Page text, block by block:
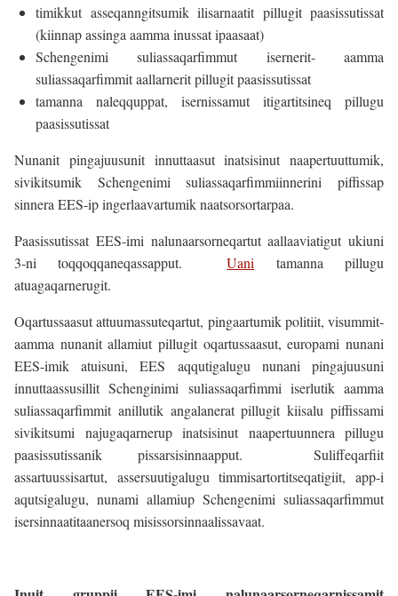
timikkut asseqanngitsumik ilisarnaatit pillugit paasissutissat
(kiinnap assinga aamma inussat ipaasaat)
Schengenimi suliassaqarfimmut isernerit- aamma
suliassaqarfimmit aallarnerit pillugit paasissutissat
tamanna naleqquppat, isernissamut itigartitsineq pillugu
paasissutissat
Nunanit pingajuusunit innuttaasut inatsisinut naapertuuttumik,
sivikitsumik Schengenimi suliassaqarfimmiinnerini piffissap
sinnera EES-ip ingerlaavartumik naatsorsortarpaa.
Paasissutissat EES-imi nalunaarsorneqartut aallaaviatigut ukiuni
3-ni toqqoqqaneqassapput.
Uani tamanna pillugu
atuagaqarnerugit.
Oqartussaasut attuumassuteqartut, pingaartumik politiit, visummit-
aamma nunanit allamiut pillugit oqartussaasut, europami nunani
EES-imik atuisuni, EES aqqutigalugu nunani pingajuusuni
innuttaassusillit Schenginimi suliassaqarfimmi iserlutik aamma
suliassaqarfimmit anillutik angalanerat pillugit kiisalu piffissami
sivikitsumi najugaqarnerup inatsisinut naapertuunnera pillugu
paasissutissanik pissarsisinnaapput. Suliffeqarfiit
assartuussisartut, assersuutigalugu timmisartortitseqatigiit, app-i
aqutsigalugu, nunami allamiup Schengenimi suliassaqarfimmut
isersinnaatitaanersoq misissorsinnaalissavaat.